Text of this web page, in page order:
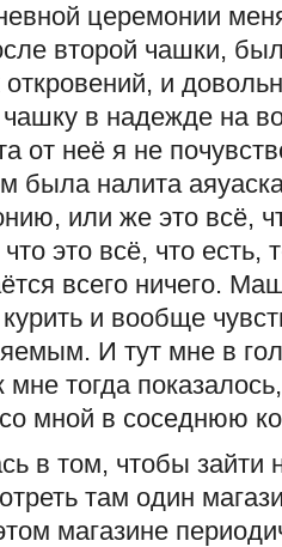
церемонии
второй чашки,
и
в надежде на
от неё я не
была налита
или же это всё,
это всё, что есть,
всего ничего.
и вообще
И тут мне в
мне тогда
мной в соседнюю
в том, чтобы зайти
там один
магазине